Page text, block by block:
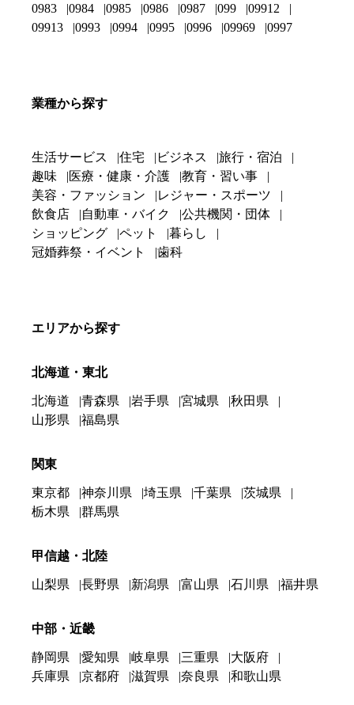
0983
0984 0985 0986 0987 099
09912
09913
0993 0994 0995 0996 09969 0997
業種から探す
生活サービス 住宅 ビジネス
旅行・宿泊
趣味
医療・健康・介護
教育・習い事
美容・ファッション
レジャー・スポーツ
飲食店
自動車・バイク
公共機関・団体
ショッピング
ペット
暮らし
冠婚葬祭・イベント
歯科
エリアから探す
北海道・東北
北海道 青森県 岩手県 宮城県
秋田県
山形県
福島県
関東
東京都 神奈川県 埼玉県 千葉県
茨城県
栃木県
群馬県
甲信越・北陸
山梨県 長野県 新潟県 富山県 石川県 福井県
中部・近畿
静岡県 愛知県 岐阜県 三重県
大阪府
兵庫県
京都府 滋賀県 奈良県 和歌山県